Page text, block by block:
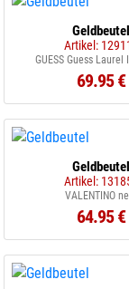
Geldbeutel
Artikel:
GUESS Guess Laurel
69.95 €
Geldbeutel
Artikel:
VALENTINO
64.95 €